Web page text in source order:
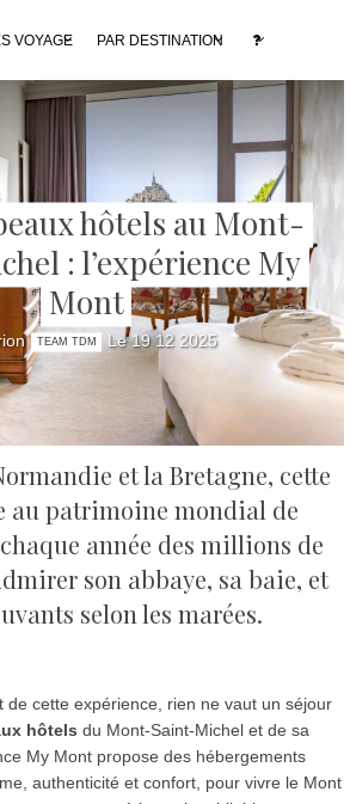
VOYAGE PAR DESTINATION
hôtels au Mont-
: l’expérience My
Mont
TEAM TDM Le 19 12 2025
et la Bretagne, cette
au patrimoine mondial de
année des millions de
son abbaye, sa baie, et
selon les marées.
de cette expérience, rien ne vaut un séjour
hôtels du Mont-Saint-Michel et de sa
My Mont propose des hébergements
authenticité et confort, pour vivre le Mont